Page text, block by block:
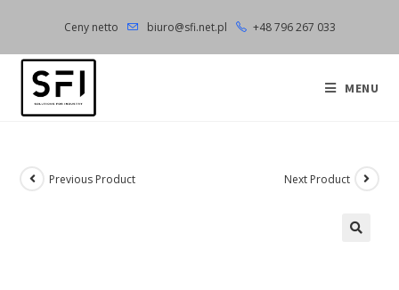
content
Ceny netto biuro@sfi.net.pl +48 796 267 033
MENU
Previous Product Next Product